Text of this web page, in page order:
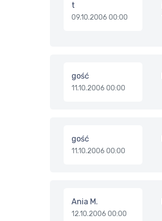
t
09.10.2006 00:00
gość
11.10.2006 00:00
gość
11.10.2006 00:00
Ania M.
12.10.2006 00:00